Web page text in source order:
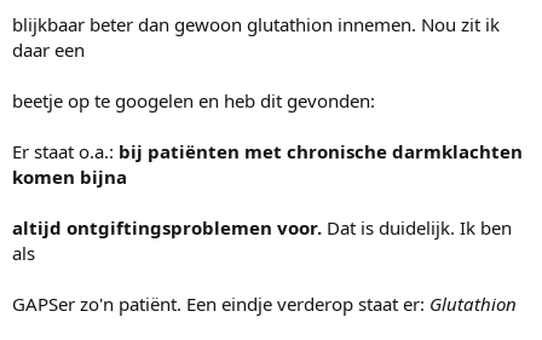
blijkbaar beter dan gewoon glutathion innemen. Nou zit ik
daar een
beetje op te googelen en heb dit gevonden:
Er staat o.a.: bij patiënten met chronische darmklachten
komen bijna
altijd ontgiftingsproblemen voor. Dat is duidelijk. Ik ben
als
GAPSer zo'n patiënt. Een eindje verderop staat er: Glutathion